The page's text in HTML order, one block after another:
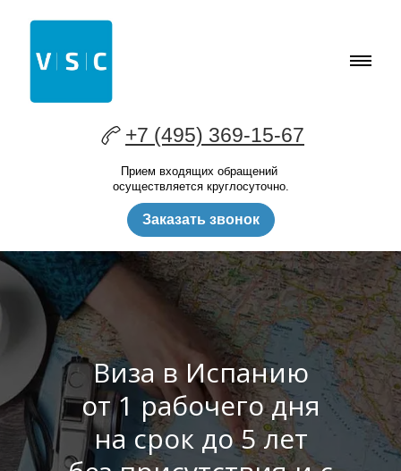
+7 (495) 369-15-67
Прием входящих обращений
осуществляется круглосуточно.
Заказать звонок
Виза в Испанию
от 1 рабочего дня
на срок до 5 лет